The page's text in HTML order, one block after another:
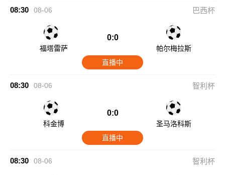
08:30 08-06 巴西杯
福塔雷萨
0:0
帕尔梅拉斯
直播中
08:30 08-06 智利杯
科金博
0:0
圣马洛科斯
直播中
08:30 08-06 智利杯